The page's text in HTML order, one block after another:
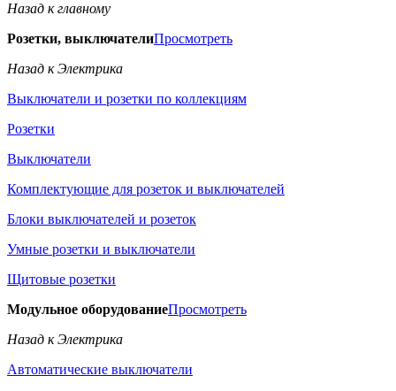
Назад к главному
Розетки, выключателиПросмотреть
Назад к Электрика
Выключатели и розетки по коллекциям
Розетки
Выключатели
Комплектующие для розеток и выключателей
Блоки выключателей и розеток
Умные розетки и выключатели
Щитовые розетки
Модульное оборудованиеПросмотреть
Назад к Электрика
Автоматические выключатели